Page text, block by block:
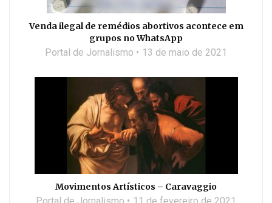
Venda ilegal de remédios abortivos acontece em
grupos no WhatsApp
Portal de Jornalismo 13 de maio de 2021
Movimentos Artísticos – Caravaggio